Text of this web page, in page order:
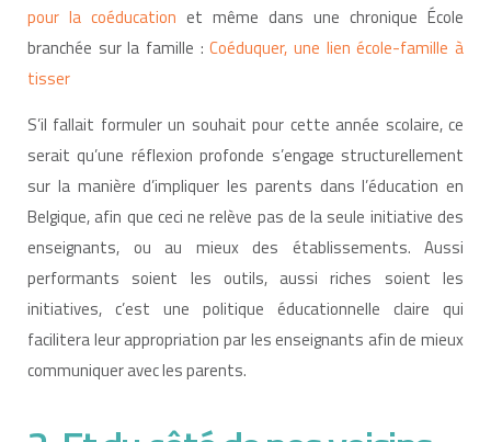
pour la coéducation et même dans une chronique École
branchée sur la famille :Coéduquer, une lien école-famille à
tisser
S’il fallait formuler un souhait pour cette année scolaire, ce
serait qu’une réflexion profonde s’engage structurellement
sur la manière d’impliquer les parents dans l’éducation en
Belgique, afin que ceci ne relève pas de la seule initiative des
enseignants, ou au mieux des établissements. Aussi
performants soient les outils, aussi riches soient les
initiatives, c’est une politique éducationnelle claire qui
facilitera leur appropriation par les enseignants afin de mieux
communiquer avec les parents.